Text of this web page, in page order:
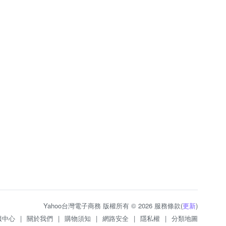
Yahoo台灣電子商務 版權所有 © 2026 服務條款(更新)
中心 | 關於我們 | 購物須知 | 網路安全 | 隱私權 | 分類地圖